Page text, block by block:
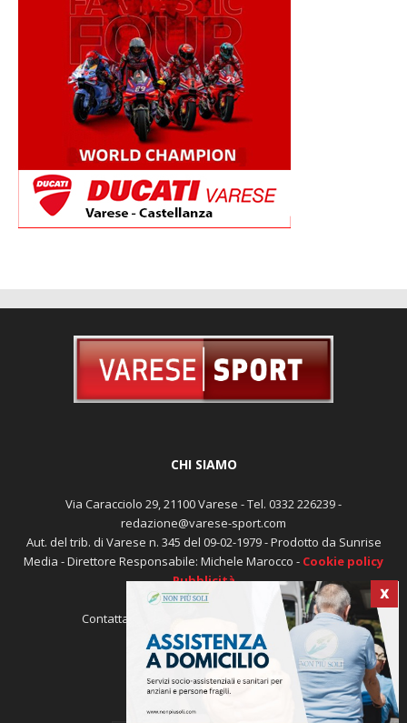
X
CHI SIAMO
Via Caracciolo 29, 21100 Varese - Tel. 0332 226239 -
redazione@varese-sport.com
Aut. del trib. di Varese n. 345 del 09-02-1979 - Prodotto da Sunrise
Media - Direttore Responsabile: Michele Marocco -Cookie policy
redazione@varese-sport.com
SEGUICI